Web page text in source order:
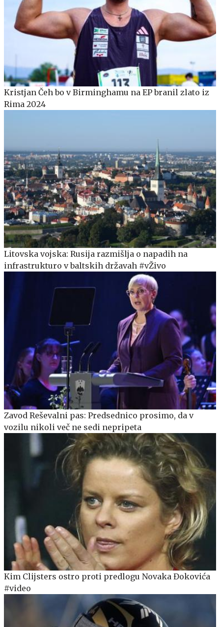
Kristjan Čeh bo v Birminghamu na EP branil zlato iz
Rima 2024
Litovska vojska: Rusija razmišlja o napadih na
infrastrukturo v baltskih državah #vŽivo
Zavod Reševalni pas: Predsednico prosimo, da v
vozilu nikoli več ne sedi nepripeta
Kim Clijsters ostro proti predlogu Novaka Đokovića
#video